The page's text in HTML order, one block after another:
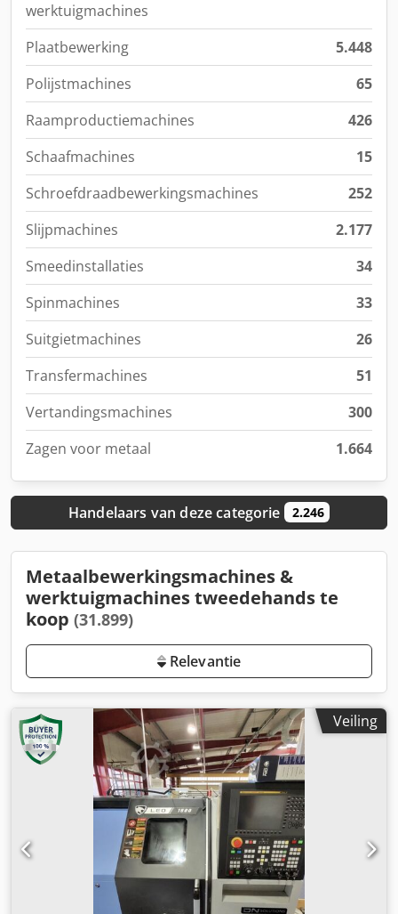
werktuigmachines
Plaatbewerking
5.448
Polijstmachines
65
Raamproductiemachines
426
Schaafmachines
15
Schroefdraadbewerkingsmachines
252
Slijpmachines
2.177
Smeedinstallaties
34
Spinmachines
33
Suitgietmachines
26
Transfermachines
51
Vertandingsmachines
300
Zagen voor metaal
1.664
Handelaars van deze categorie 2.246
Metaalbewerkingsmachines &
werktuigmachines tweedehands te
koop (31.899)
Relevantie
Veiling